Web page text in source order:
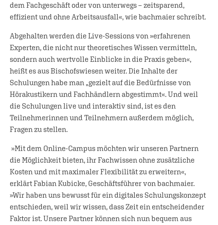
dem Fachgeschäft oder von unterwegs – zeitsparend,
effizient und ohne Arbeitsausfall«, wie bachmaier schreibt.
Abgehalten werden die Live-Sessions von »erfahrenen
Experten, die nicht nur theoretisches Wissen vermitteln,
sondern auch wertvolle Einblicke in die Praxis geben«,
heißt es aus Bischofswiesen weiter. Die Inhalte der
Schulungen habe man „gezielt auf die Bedürfnisse von
Hörakustikern und Fachhändlern abgestimmt«. Und weil
die Schulungen live und interaktiv sind, ist es den
Teilnehmerinnen und Teilnehmern außerdem möglich,
Fragen zu stellen.
»Mit dem Online-Campus möchten wir unseren Partnern
die Möglichkeit bieten, ihr Fachwissen ohne zusätzliche
Kosten und mit maximaler Flexibilität zu erweitern«,
erklärt Fabian Kubicke, Geschäftsführer von bachmaier.
»Wir haben uns bewusst für ein digitales Schulungskonzept
entschieden, weil wir wissen, dass Zeit ein entscheidender
Faktor ist. Unsere Partner können sich nun bequem aus